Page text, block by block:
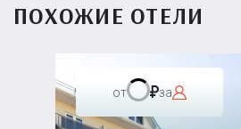
ПОХОЖИЕ ОТЕЛИ
от за